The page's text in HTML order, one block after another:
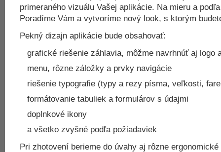
primeraného vizuálu Vašej aplikácie. Na mieru a
Poradíme Vám a vytvoríme nový look, s ktorým
Pekný dizajn aplikácie bude obsahovať:
grafické riešenie záhlavia, môžme navrhnúť aj logo
menu, rôzne záložky a prvky navigácie
riešenie typografie (typy a rezy písma, veľkosti,
formátovanie tabuliek a formulárov s údajmi
doplnkové ikony
a všetko zvyšné podľa požiadaviek
Pri zhotovení berieme do úvahy aj rôzne